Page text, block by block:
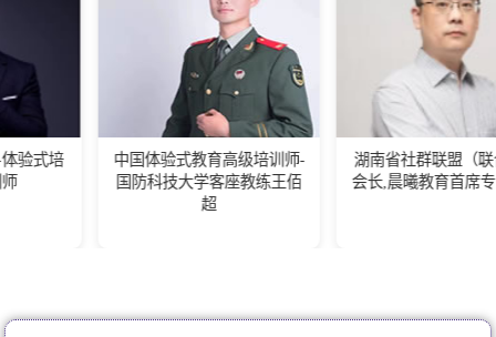
中国体验式教育高级培训师-
国防科技大学客座教练王佰
湖南省社群联盟（联合会）
会长,晨曦教育首席专家舒凡